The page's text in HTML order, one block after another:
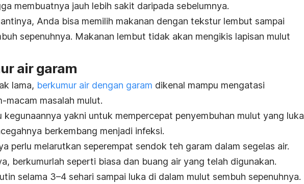
membuatnya jauh lebih sakit daripada sebelumnya.
Anda bisa memilih makanan dengan tekstur lembut sampai
sepenuhnya. Makanan lembut tidak akan mengikis lapisan mulut
air garam
lama, berkumur air dengan garam dikenal mampu mengatasi
macam masalah mulut.
kegunaannya yakni untuk mempercepat penyembuhan mulut yang luka
berkembang menjadi infeksi.
perlu melarutkan seperempat sendok teh garam dalam segelas air.
berkumurlah seperti biasa dan buang air yang telah digunakan.
selama 3–4 sehari sampai luka di dalam mulut sembuh sepenuhnya.